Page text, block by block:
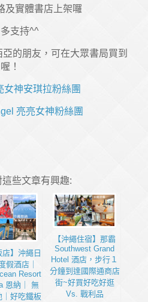
及實體書店上架囉
支持^^
的朋友，可在大眾書局買到
喔！
女神安琪拉粉絲團
亮亮女神粉絲團
些文章有興趣:
店】沖繩日
假酒店｜
Resort
恩納｜ 無
｜好吃鐵板
【沖繩住宿】那霸
Southwest Grand
Hotel 酒店，步行１
分鐘到達國際通商店
街~好買好吃好逛
Vs. 戰利品